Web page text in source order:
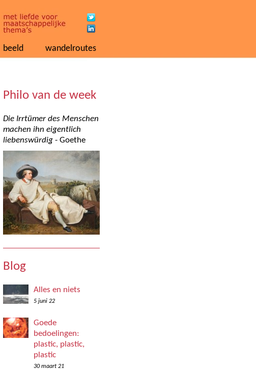
beeld wandelroutes
Philo van de week
Die Irrtümer des Menschen
machen ihn eigentlich
liebenswürdig - Goethe
Blog
Alles en niets
5 juni 22
Goede
bedoelingen:
plastic, plastic,
plastic
30 maart 21